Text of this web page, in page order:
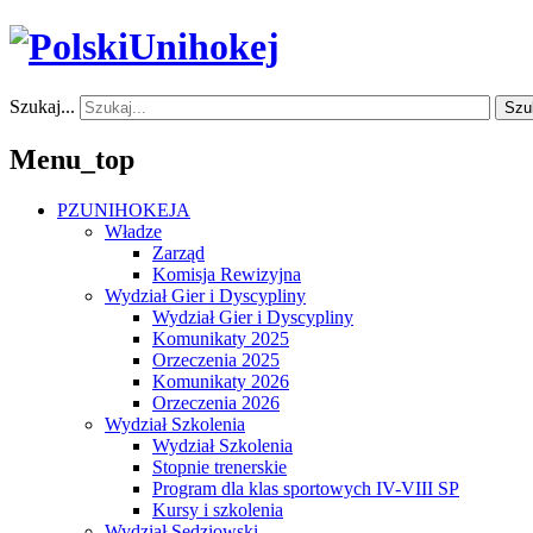
Szukaj...
Menu_top
PZUNIHOKEJA
Władze
Zarząd
Komisja Rewizyjna
Wydział Gier i Dyscypliny
Wydział Gier i Dyscypliny
Komunikaty 2025
Orzeczenia 2025
Komunikaty 2026
Orzeczenia 2026
Wydział Szkolenia
Wydział Szkolenia
Stopnie trenerskie
Program dla klas sportowych IV-VIII SP
Kursy i szkolenia